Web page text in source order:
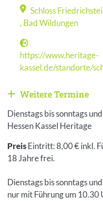
Veranstaltungsort
Schloss
, Bad Wildungen
Webseite
https://www.heritage-
kassel.de/standorte/
Weitere
Weitere Termine
Dienstags bis sonntags
Hessen Kassel Heritage
PreisEintritt: 8,00 € inkl.
18 Jahre frei.
Dienstags bis sonntags
nur mit Führung um 10.30